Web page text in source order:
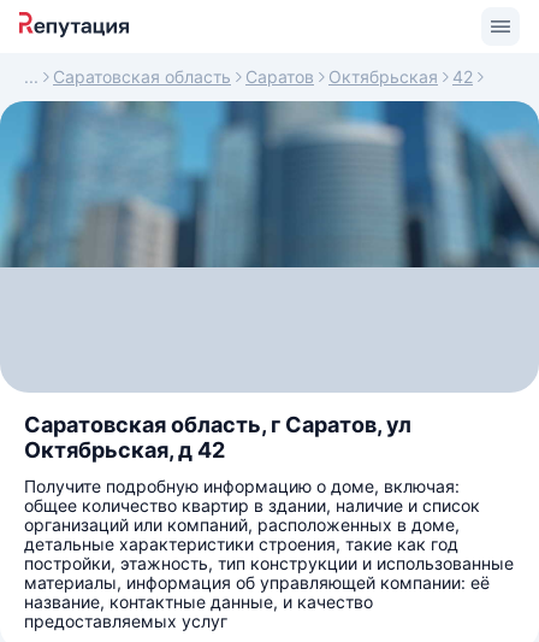
Саратовская область Саратов Октябрьская 42
Саратовская область, г Саратов, ул
Октябрьская, д 42
Получите подробную информацию о доме, включая:
общее количество квартир в здании, наличие и список
организаций или компаний, расположенных в доме,
детальные характеристики строения, такие как год
постройки, этажность, тип конструкции и использованные
материалы, информация об управляющей компании: её
название, контактные данные, и качество
предоставляемых услуг